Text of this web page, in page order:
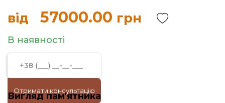
від 57000.00 грн
В наявності
Отримати консультацію
Вигляд пам'ятника